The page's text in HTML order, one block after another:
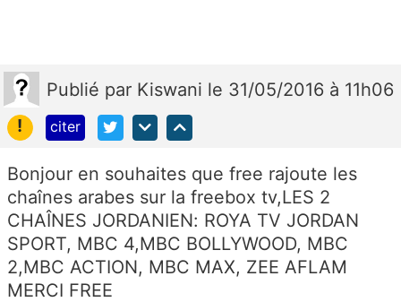
Publié par Kiswani le 31/05/2016 à 11h06
!
citer
Bonjour en souhaites que free rajoute les
chaînes arabes sur la freebox tv,LES 2
CHAÎNES JORDANIEN: ROYA TV JORDAN
SPORT, MBC 4,MBC BOLLYWOOD, MBC
2,MBC ACTION, MBC MAX, ZEE AFLAM
MERCI FREE